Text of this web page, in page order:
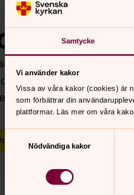
Samtycke
Vi använder kakor
Vissa av våra kakor (cookies) är
som förbättrar din
plattformar. Läs mer om våra
Nödvändiga kakor
ljus i
miljontals människor
Julinsamlingen kan
i världens mest
en gåva